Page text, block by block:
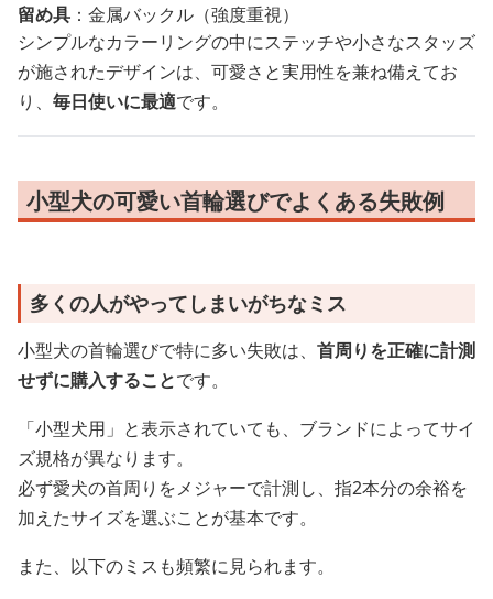
留め具 ：金属バックル（強度重視）
シンプルなカラーリングの中にステッチや小さなスタッズ
が施されたデザインは、可愛さと実用性を兼ね備えてお
り、 毎日使いに最適です。
小型犬の可愛い首輪選びでよくある失敗例
多くの人がやってしまいがちなミス
小型犬の首輪選びで特に多い失敗は、 首周りを正確に計測
せずに購入することです。
「小型犬用」と表示されていても、ブランドによってサイ
ズ規格が異なります。
必ず愛犬の首周りをメジャーで計測し、指2本分の余裕を
加えたサイズを選ぶことが基本です。
また、以下のミスも頻繁に見られます。